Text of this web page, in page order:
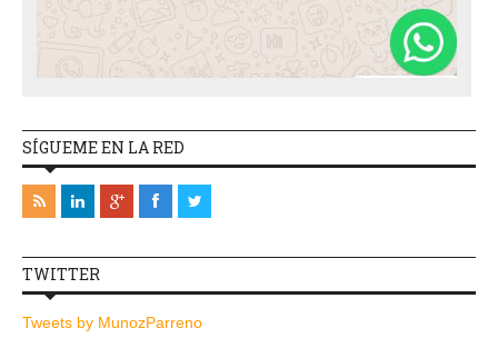
SÍGUEME EN LA RED
TWITTER
Tweets by MunozParreno